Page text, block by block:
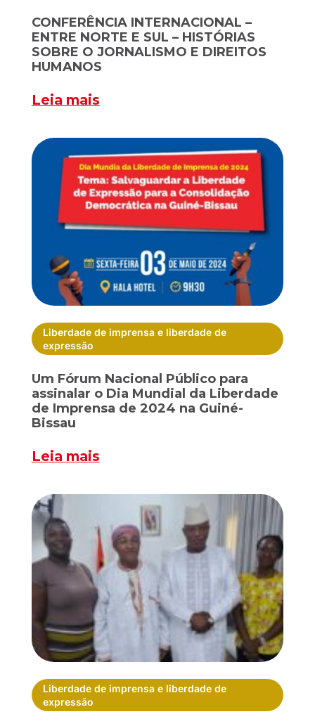
CONFERÊNCIA INTERNACIONAL –
ENTRE NORTE E SUL – HISTÓRIAS
SOBRE O JORNALISMO E DIREITOS
HUMANOS
Leia mais
Liberdade de imprensa e liberdade de
expressão
Um Fórum Nacional Público para
assinalar o Dia Mundial da Liberdade
de Imprensa de 2024 na Guiné-
Bissau
Leia mais
Liberdade de imprensa e liberdade de
expressão